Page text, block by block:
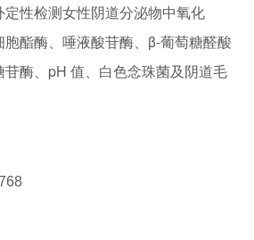
性检测女性阴道分泌物中氧化
酯酶、唾液酸苷酶、β-葡萄糖醛酸
酶、pH 值、白色念珠菌及阴道毛